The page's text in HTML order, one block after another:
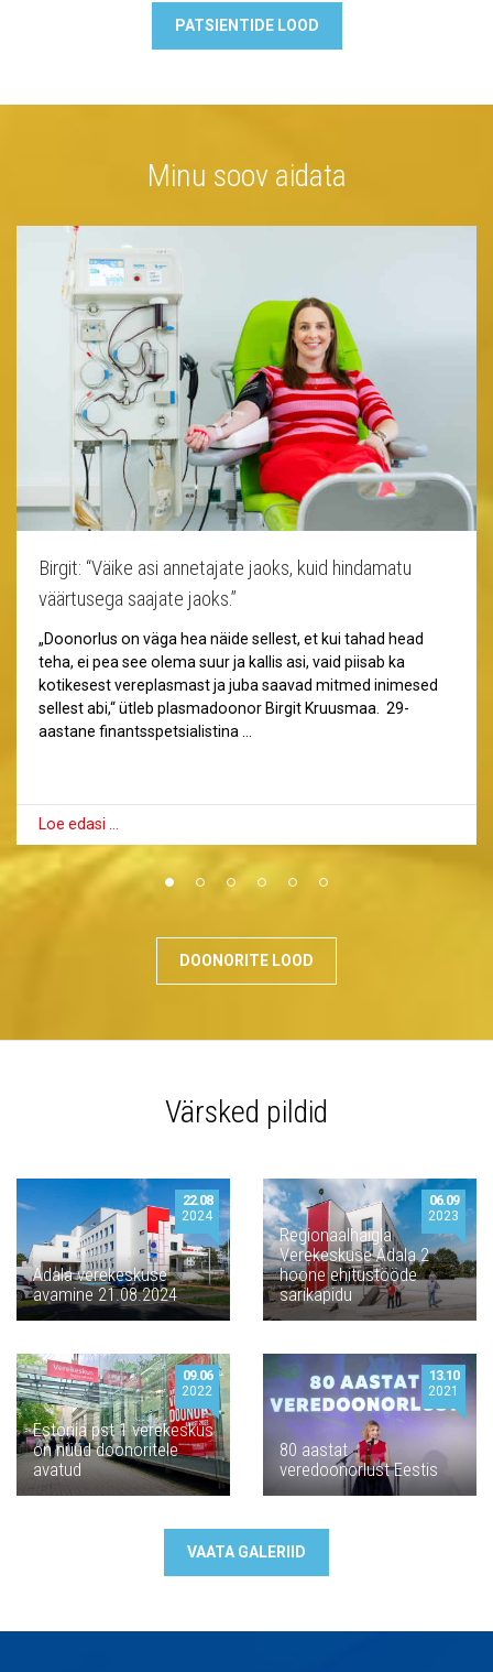
PATSIENTIDE LOOD
Minu soov aidata
Birgit: “Väike asi annetajate jaoks, kuid hindamatu
väärtusega saajate jaoks.”
„Doonorlus on väga hea näide sellest, et kui tahad head
teha, ei pea see olema suur ja kallis asi, vaid piisab ka
kotikesest vereplasmast ja juba saavad mitmed inimesed
sellest abi,“ ütleb plasmadoonor Birgit Kruusmaa. 29-
aastane finantsspetsialistina …
Loe edasi …
DOONORITE LOOD
Värsked pildid
Ädala verekeskuse
avamine 21.08.2024
22.08
2024
Regionaalhaigla
Verekeskuse Ädala 2
hoone ehitustööde
sarikapidu
06.09
2023
Estonia pst 1 verekeskus
on nüüd doonoritele
avatud
09.06
2022
80 aastat
veredoonorlust Eestis
13.10
2021
VAATA GALERIID